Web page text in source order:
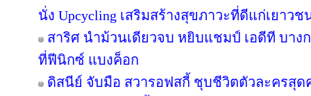
นั่ง Upcycling เสริมสร้างสุขภาวะที่ดีแก่เยาวช
สาริศ นำม้วนเดียวจบ หยิบแชมป์ เอดีที บาง
ที่ฟีนิกซ์ แบงค็อก
ดิสนีย์ จับมือ สวารอฟสกี้ ชุบชีวิตตัวละครสุด